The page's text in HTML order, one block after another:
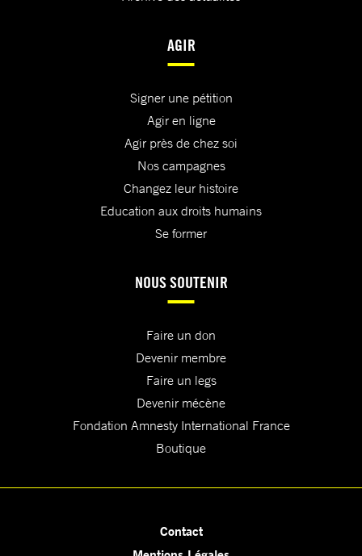
AGIR
Signer une pétition
Agir en ligne
Agir près de chez soi
Nos campagnes
Changez leur histoire
Education aux droits humains
Se former
NOUS SOUTENIR
Faire un don
Devenir membre
Faire un legs
Devenir mécène
Fondation Amnesty International France
Boutique
Contact